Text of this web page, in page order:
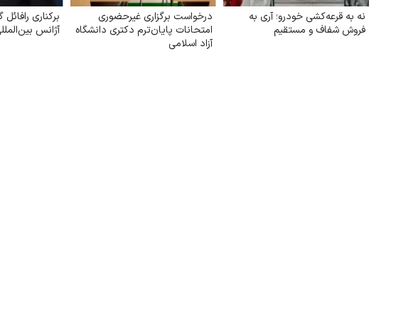
نه به قرعه‌کشی خودرو؛ آری به
فروش شفاف و مستقیم
درخواست برگزاری غیرحضوری
امتحانات پایان‌ترم دکتری دانشگاه
آزاد اسلامی
برکناری
آژانس